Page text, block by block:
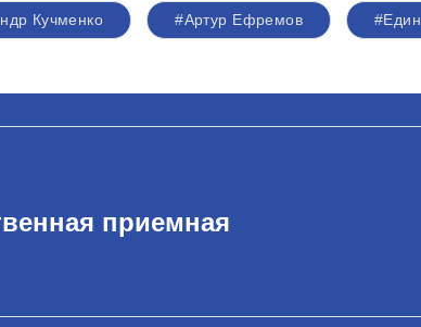
Кучменко #Артур Ефремов
приемная